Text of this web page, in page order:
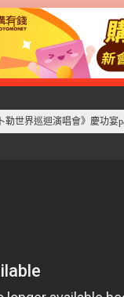
勒世界巡迴演唱會》慶功宴